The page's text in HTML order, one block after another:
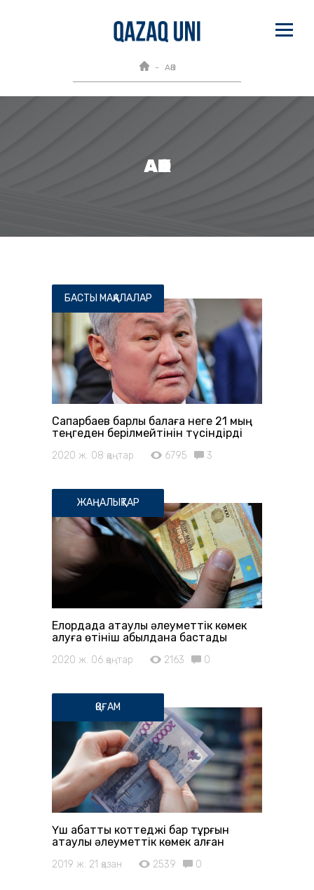
АӘК
АӘК
БАСТЫ МАҚАЛАЛАР
Сапарбаев барлық балаға неге 21 мың
теңгеден берілмейтінін түсіндірді
2020 ж. 08 қаңтар 6795 3
ЖАҢАЛЫҚТАР
Елордада атаулы әлеуметтік көмек
алуға өтініш қабылдана бастады
2020 ж. 06 қаңтар 2163 0
ҚОҒАМ
Үш қабатты коттеджі бар тұрғын
атаулы әлеуметтік көмек алған
2019 ж. 21 қазан 2539 0